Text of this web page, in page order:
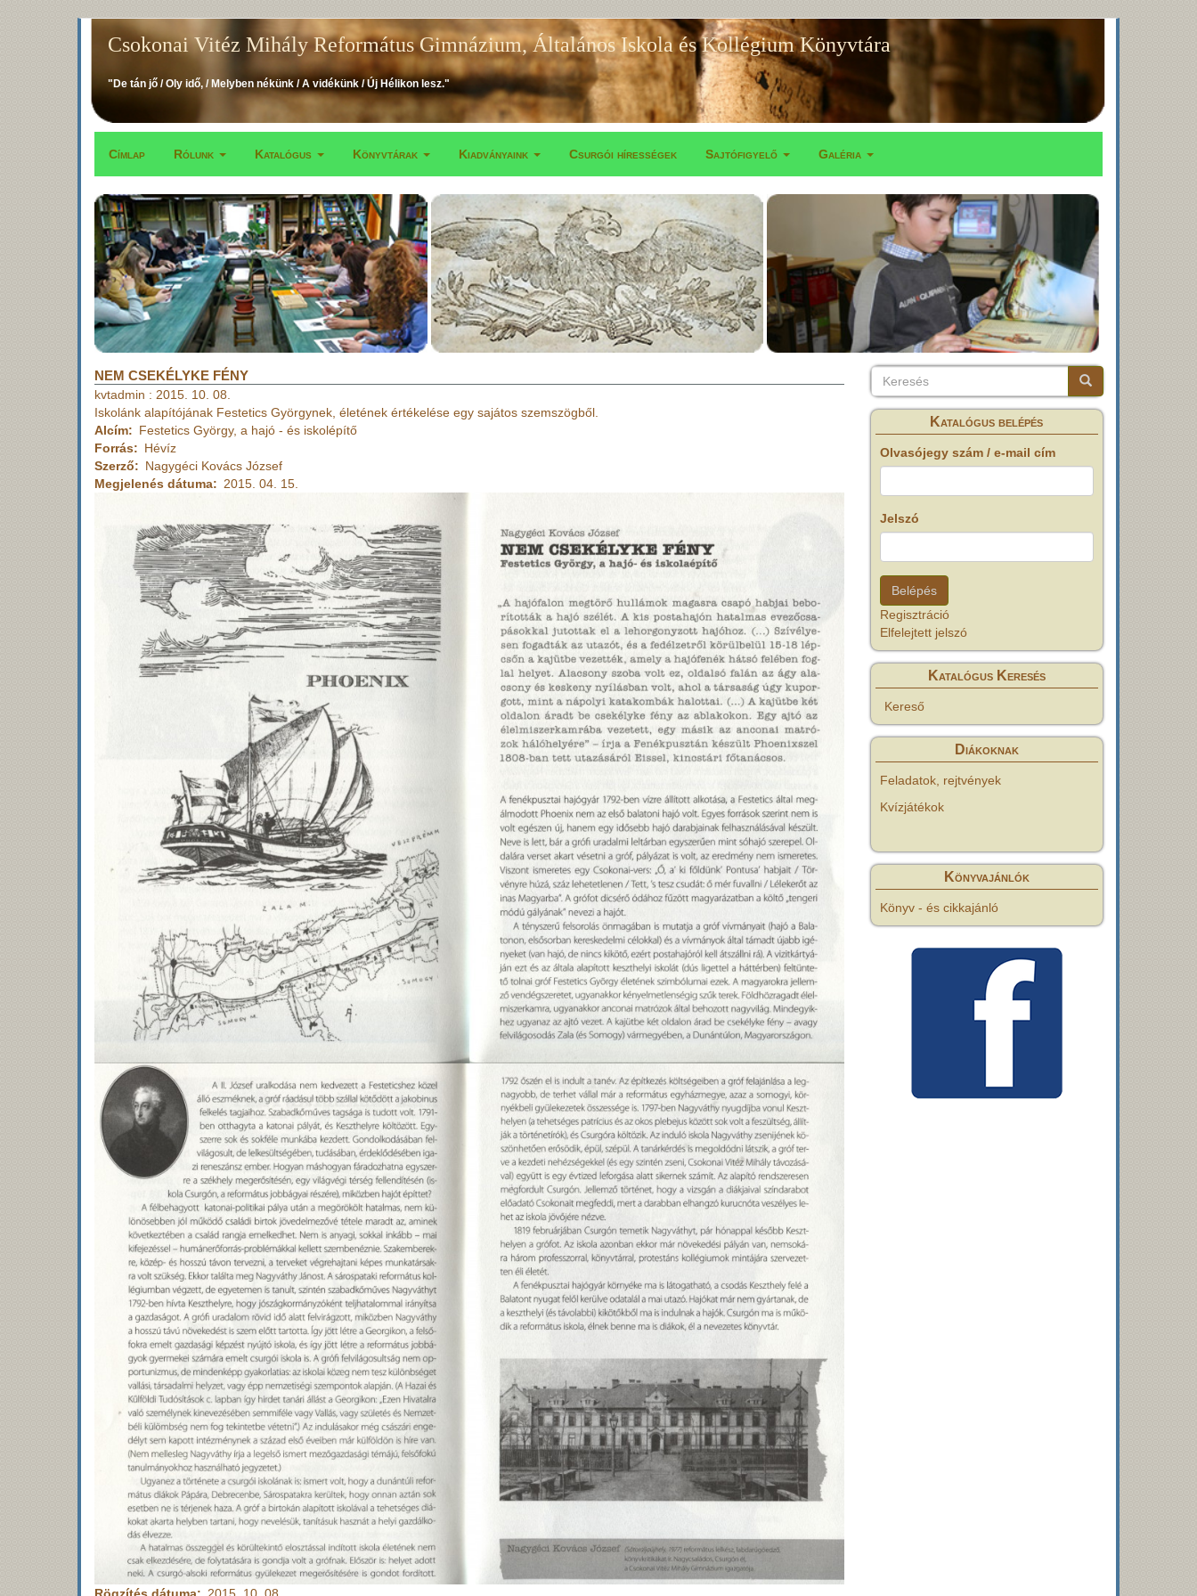
Csokonai Vitéz Mihály Református Gimnázium, Általános Iskola és Kollégium Könyvtára
"De tán jő / Oly idő, / Melyben nékünk / A vidékünk / Új Hélikon lesz."
Fő
navigáció
Címlap Rólunk Katalógus Könyvtárak Kiadványaink Csurgói hírességek Sajtófigyelő Galéria
NEM CSEKÉLYKE FÉNY
kvtadmin : 2015. 10. 08.
Iskolánk alapítójának Festetics Györgynek, életének értékelése egy sajátos szemszögből.
Alcím
Festetics György, a hajó - és iskolépítő
Forrás
Hévíz
Szerző
Nagygéci Kovács József
Megjelenés dátuma
2015. 04. 15.
Keresés
Keresés Keresés
Katalógus belépés
Olvasójegy szám / e-mail cím
Jelszó
Regisztráció
Elfelejtett jelszó
Katalógus Keresés
Kereső
Diákoknak
Feladatok, rejtvények
Kvízjátékok
Könyvajánlók
Könyv - és cikkajánló